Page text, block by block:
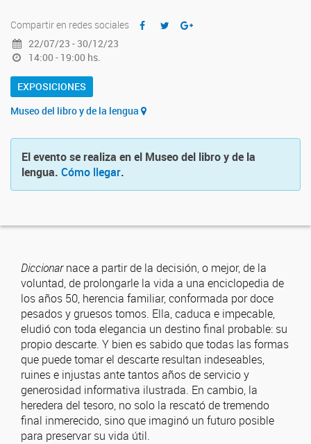
Compartir en redes sociales
22/07/23 - 30/12/23
14:00 - 19:00 hs.
EXPOSICIONES
Museo del libro y de la lengua
El evento se realiza en el Museo del libro y de la
lengua. Cómo llegar.
Diccionarnace a partir de la decisión, o mejor, de la
voluntad, de prolongarle la vida a una enciclopedia de
los años 50, herencia familiar, conformada por doce
pesados y gruesos tomos. Ella, caduca e impecable,
eludió con toda elegancia un destino final probable: su
propio descarte. Y bien es sabido que todas las formas
que puede tomar el descarte resultan indeseables,
ruines e injustas ante tantos años de servicio y
generosidad informativa ilustrada. En cambio, la
heredera del tesoro, no solo la rescató de tremendo
final inmerecido, sino que imaginó un futuro posible
para preservar su vida útil.